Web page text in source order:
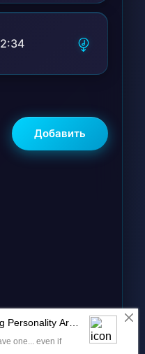
2:34
Добавить